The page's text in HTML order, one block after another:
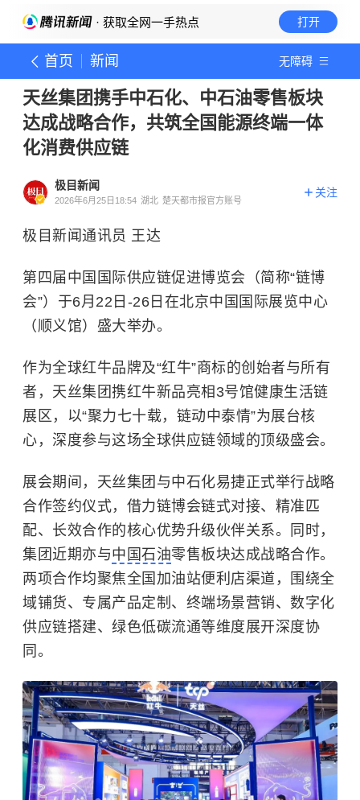
· 获取全网一手热点 打开
首页 新闻 无障碍
天丝集团携手中石化、中石油零售板块
达成战略合作，共筑全国能源终端一体
化消费供应链
极目新闻
2026年6月25日18:54 湖北 楚天都市报官方账号
关注
极目新闻通讯员 王达
第四届中国国际供应链促进博览会（简称“链博
会”）于6月22日-26日在北京中国国际展览中心
（顺义馆）盛大举办。
作为全球红牛品牌及“红牛”商标的创始者与所有
者，天丝集团携红牛新品亮相3号馆健康生活链
展区，以“聚力七十载，链动中泰情”为展台核
心，深度参与这场全球供应链领域的顶级盛会。
展会期间，天丝集团与中石化易捷正式举行战略
合作签约仪式，借力链博会链式对接、精准匹
配、长效合作的核心优势升级伙伴关系。同时，
集团近期亦与中国石油零售板块达成战略合作。
两项合作均聚焦全国加油站便利店渠道，围绕全
域铺货、专属产品定制、终端场景营销、数字化
供应链搭建、绿色低碳流通等维度展开深度协
同。